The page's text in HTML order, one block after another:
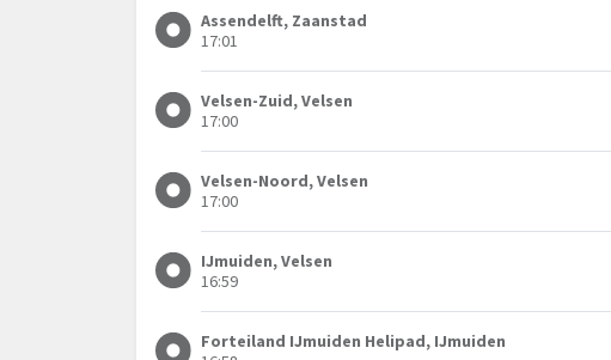
Assendelft, Zaanstad
17:01
Velsen-Zuid, Velsen
17:00
Velsen-Noord, Velsen
17:00
IJmuiden, Velsen
16:59
Forteiland IJmuiden Helipad, IJmuiden